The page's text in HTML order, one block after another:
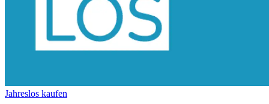
Jahreslos kaufen